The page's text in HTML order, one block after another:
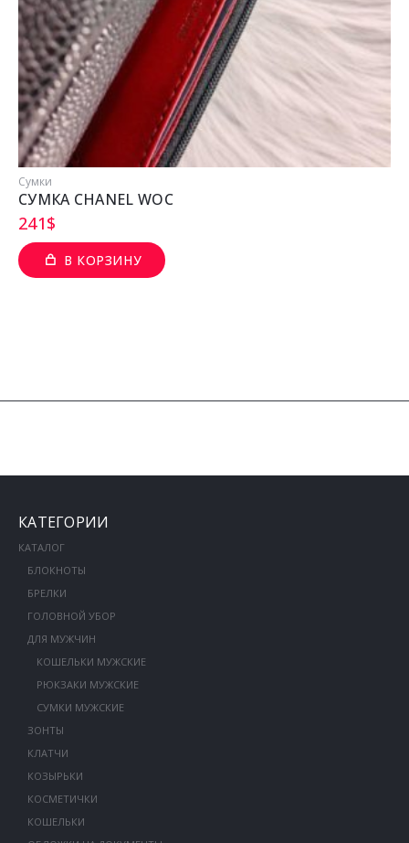
Сумки
СУМКА CHANEL WOC
241$
В КОРЗИНУ
КАТЕГОРИИ
КАТАЛОГ
БЛОКНОТЫ
БРЕЛКИ
ГОЛОВНОЙ УБОР
ДЛЯ МУЖЧИН
КОШЕЛЬКИ МУЖСКИЕ
РЮКЗАКИ МУЖСКИЕ
СУМКИ МУЖСКИЕ
ЗОНТЫ
КЛАТЧИ
КОЗЫРЬКИ
КОСМЕТИЧКИ
КОШЕЛЬКИ